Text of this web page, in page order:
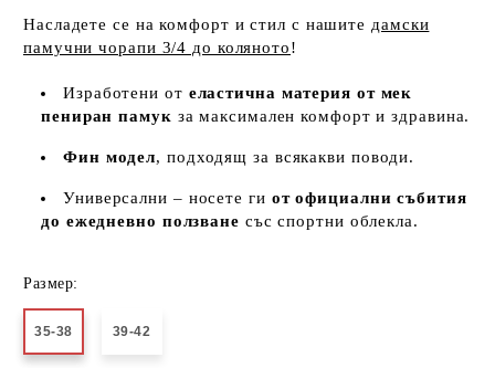
Насладете се на комфорт и стил с нашите дамски
памучни чорапи 3/4 до коляното!
Изработени от еластична материя от мек
пениран памук за максимален комфорт и здравина.
Фин модел, подходящ за всякакви поводи.
Универсални – носете ги от официални събития
до ежедневно ползване със спортни облекла.
Размер:
35-38 39-42